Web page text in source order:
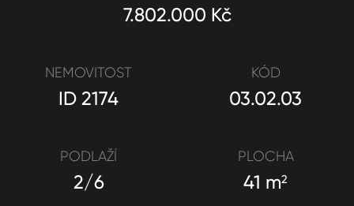
NEMOVITOST
ID 2174
KÓD
03.02.03
PODLAŽÍ
2/6
PLOCHA
41 m2
7.802.000 Kč